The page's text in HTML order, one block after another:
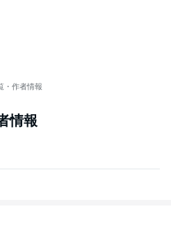
・作者情報
情報